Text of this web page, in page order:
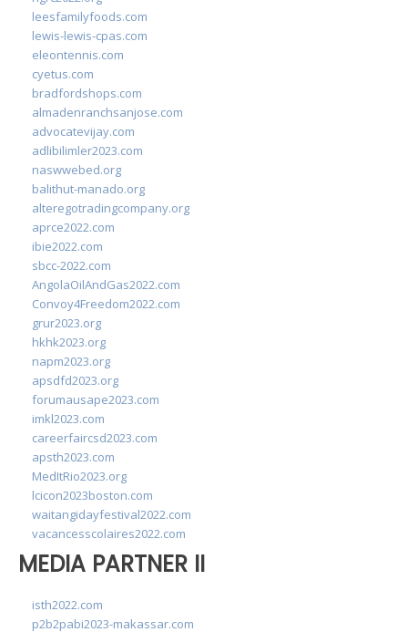
leesfamilyfoods.com
lewis-lewis-cpas.com
eleontennis.com
cyetus.com
bradfordshops.com
almadenranchsanjose.com
advocatevijay.com
adlibilimler2023.com
naswwebed.org
balithut-manado.org
alteregotradingcompany.org
aprce2022.com
ibie2022.com
sbcc-2022.com
AngolaOilAndGas2022.com
Convoy4Freedom2022.com
grur2023.org
hkhk2023.org
napm2023.org
apsdfd2023.org
forumausape2023.com
imkl2023.com
careerfaircsd2023.com
apsth2023.com
MedItRio2023.org
lcicon2023boston.com
waitangidayfestival2022.com
vacancesscolaires2022.com
MEDIA PARTNER II
isth2022.com
p2b2pabi2023-makassar.com